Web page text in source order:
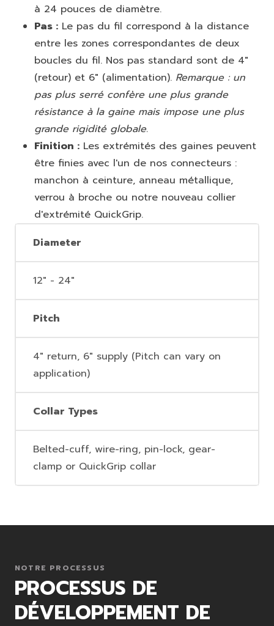
à 24 pouces de diamètre.
Pas : Le pas du fil correspond à la distance
entre les zones correspondantes de deux
boucles du fil. Nos pas standard sont de 4"
(retour) et 6" (alimentation). Remarque : un
pas plus serré confère une plus grande
résistance à la gaine mais impose une plus
grande rigidité globale.
Finition : Les extrémités des gaines peuvent
être finies avec l'un de nos connecteurs :
manchon à ceinture, anneau métallique,
verrou à broche ou notre nouveau collier
d'extrémité QuickGrip.
Diameter
12" - 24"
Pitch
4" return, 6" supply (Pitch can vary on
application)
Collar Types
Belted-cuff, wire-ring, pin-lock, gear-
clamp or QuickGrip collar
NOTRE PROCESSUS
PROCESSUS DE
DÉVELOPPEMENT DE